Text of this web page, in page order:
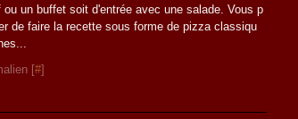
ou un buffet soit d'entrée avec une salade. Vous p
de faire la recette sous forme de pizza classiqu
[#]